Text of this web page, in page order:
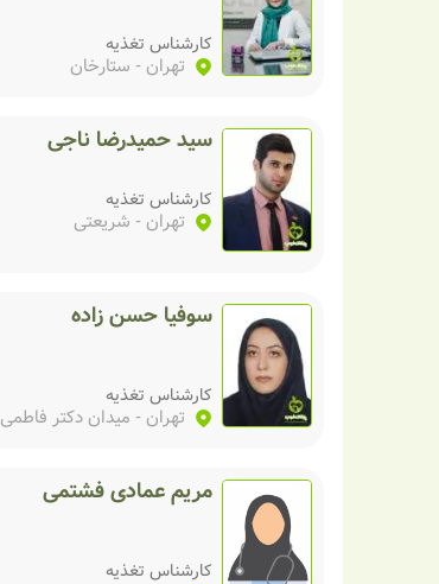
کارشناس تغذیه
تهران - ستارخان
سید حمیدرضا ناجی
کارشناس تغذیه
تهران - شریعتی
سوفیا حسن زاده
کارشناس تغذیه
تهران - میدان دکتر فاطمی
مریم عمادی فشتمی
کارشناس تغذیه